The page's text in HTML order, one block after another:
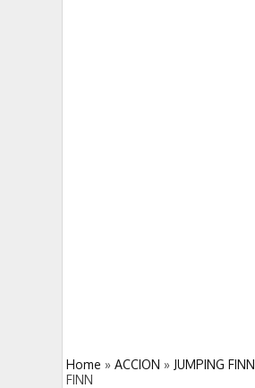
Home » ACCION » JUMPING FINN
FINN